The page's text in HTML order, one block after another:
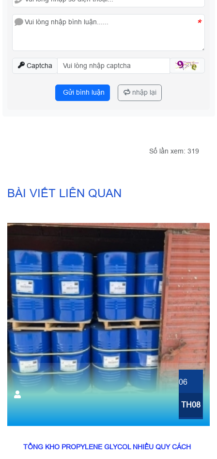
*
Captcha
Gửi bình luận nhập lại
Số lần xem: 319
BÀI VIẾT LIÊN QUAN
06
TH08
TỔNG KHO PROPYLENE GLYCOL NHIỀU QUY CÁCH